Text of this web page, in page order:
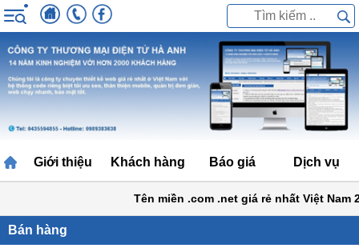
Giới thiệu Khách hàng Báo giá Dịch vụ
Tên miền .com .net giá rẻ nhất Việt Nam
Bán hàng